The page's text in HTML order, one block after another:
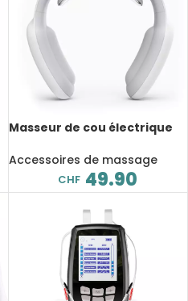
Masseur de cou électrique
relaxation, soulagement de
la douleur des vertèbres
cervicales, physiothérapie
Accessoires de massage
CHF 49.90